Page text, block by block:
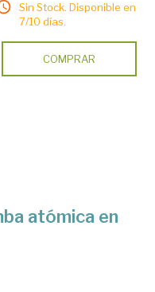
Sin Stock. Disponible en
7/10 días.
COMPRAR
atómica en